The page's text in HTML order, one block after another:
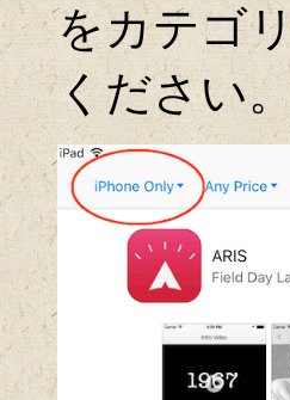
をカテゴ
ください。